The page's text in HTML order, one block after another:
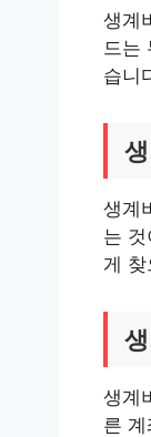
생계
드는
습니
생계
는
게
생계
른